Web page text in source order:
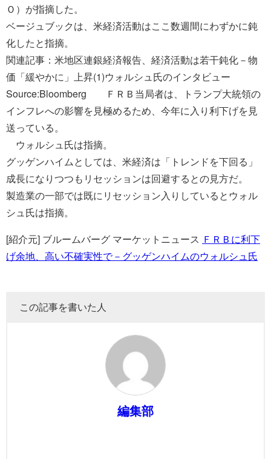
Ｏ）が指摘した。
ベージュブックは、米経済活動はここ数週間にわずかに鈍
化したと指摘。
関連記事：米地区連銀経済報告、経済活動は若干鈍化－物
価「緩やかに」上昇(1)ウォルシュ氏のインタビュー
Source:Bloomberg ＦＲＢ当局者は、トランプ大統領の
インフレへの影響を見極めるため、今年に入り利下げを見
送っている。
ウォルシュ氏は指摘。
グッゲンハイムとしては、米経済は「トレンドを下回る」
成長になりつつもリセッションは回避するとの見方だ。
製造業の一部では既にリセッション入りしているとウォル
シュ氏は指摘。
[紹介元] ブルームバーグ マーケットニュース ＦＲＢに利下
げ余地、高い不確実性で－グッゲンハイムのウォルシュ氏
この記事を書いた人
編集部